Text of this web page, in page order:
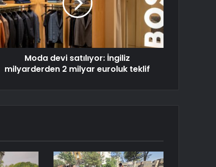
Moda devi satılıyor: İngiliz
milyarderden 2 milyar euroluk teklif